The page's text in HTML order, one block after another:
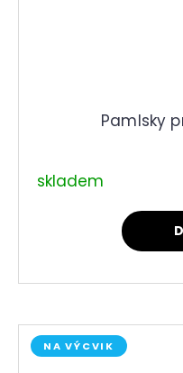
Pamlsky
skladem
NA VÝCVIK